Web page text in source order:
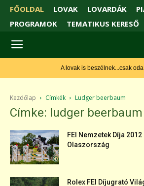
FŐOLDAL LOVAK LOVARDÁK
PROGRAMOK
TEMATIKUS KERESŐ
A lovak is beszélnek...csak oda kell
Kezdőlap Címkék Ludger beerbaum
Címke: ludger beerbaum
FEI Nemzetek Díja
Olaszország
Rolex FEI Díjugrató